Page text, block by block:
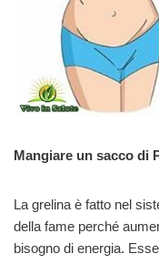
Mangiare un sacco di
La grelina è fatto nel
della fame perché
bisogno di energia.